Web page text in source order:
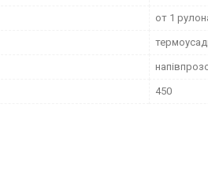
от 1
450